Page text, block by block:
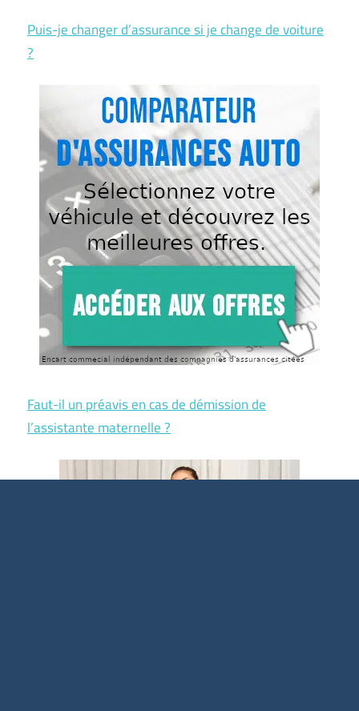
Puis-je changer d’assurance si je change de voiture
?
Faut-il un préavis en cas de démission de
l’assistante maternelle ?